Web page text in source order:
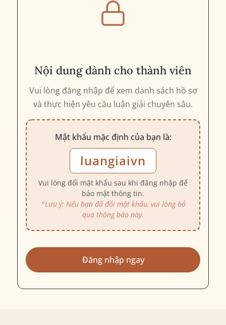
Nội dung dành cho thành viên
Vui lòng đăng nhập để xem danh sách hồ sơ
và thực hiện yêu cầu luận giải chuyên sâu.
Mật khẩu mặc định của bạn là:
luangiaivn
Vui lòng đổi mật khẩu sau khi đăng nhập để
bảo mật thông tin.
*Lưu ý: Nếu bạn đã đổi mật khẩu, vui lòng bỏ
qua thông báo này.
Đăng nhập ngay